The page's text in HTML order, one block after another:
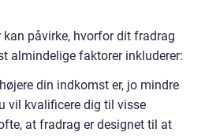
kan påvirke, hvorfor dit fradrag
almindelige faktorer inkluderer:
din indkomst er, jo mindre
vil kvalificere dig til visse
at fradrag er designet til at